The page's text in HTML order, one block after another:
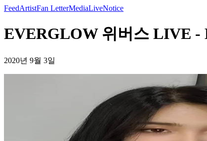
FeedArtistFan LetterMediaLiveNotice
EVERGLOW 위버스 LIVE -
2020년 9월 3일